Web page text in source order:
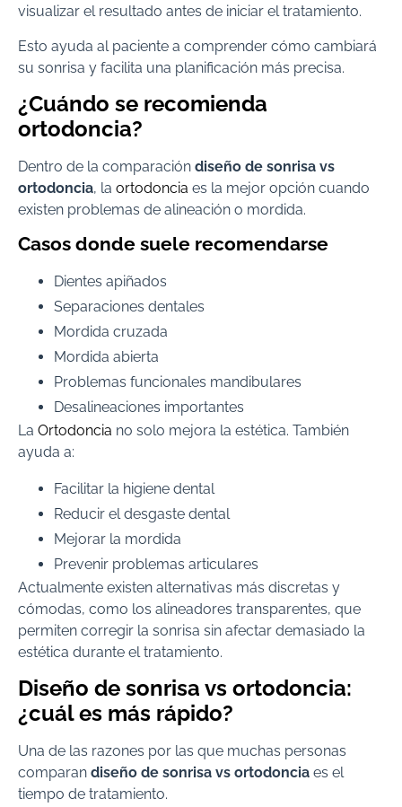
visualizar el resultado antes de iniciar el tratamiento.
Esto ayuda al paciente a comprender cómo cambiará
su sonrisa y facilita una planificación más precisa.
¿Cuándo se recomienda
ortodoncia?
Dentro de la comparación diseño de sonrisa vs
ortodoncia, la ortodoncia es la mejor opción cuando
existen problemas de alineación o mordida.
Casos donde suele recomendarse
Dientes apiñados
Separaciones dentales
Mordida cruzada
Mordida abierta
Problemas funcionales mandibulares
Desalineaciones importantes
La Ortodoncia no solo mejora la estética. También
ayuda a:
Facilitar la higiene dental
Reducir el desgaste dental
Mejorar la mordida
Prevenir problemas articulares
Actualmente existen alternativas más discretas y
cómodas, como los alineadores transparentes, que
permiten corregir la sonrisa sin afectar demasiado la
estética durante el tratamiento.
Diseño de sonrisa vs ortodoncia:
¿cuál es más rápido?
Una de las razones por las que muchas personas
comparan diseño de sonrisa vs ortodoncia es el
tiempo de tratamiento.